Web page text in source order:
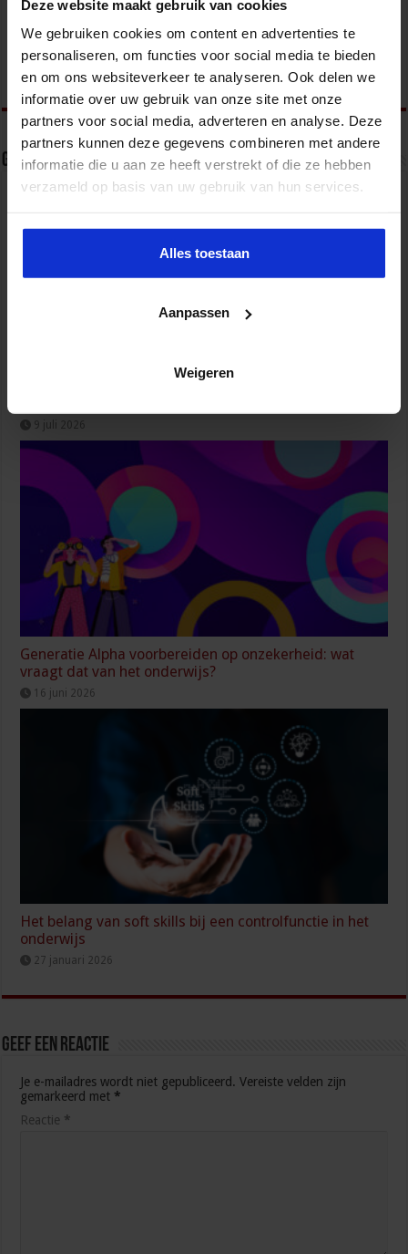
Deze website maakt gebruik van cookies
We gebruiken cookies om content en advertenties te
personaliseren, om functies voor social media te bieden
en om ons websiteverkeer te analyseren. Ook delen we
informatie over uw gebruik van onze site met onze
partners voor social media, adverteren en analyse. Deze
partners kunnen deze gegevens combineren met andere
informatie die u aan ze heeft verstrekt of die ze hebben
verzameld op basis van uw gebruik van hun services.
Alles toestaan
Aanpassen
Weigeren
Het Studiecentrum voor Bedrijf en Overheid (SBO)
organiseert jaarlijks zo’n 200 opleidingen en
& RO, zorg, bouw & infra en overheid.
Gerelateerde Artikelen
9 juli 2026
Generatie Alpha voorbereiden op onzekerheid: wat
vraagt dat van het onderwijs?
16 juni 2026
Het belang van soft skills bij een controlfunctie in het
onderwijs
27 januari 2026
Geef een reactie
Je e-mailadres wordt niet gepubliceerd. Vereiste velden zijn
gemarkeerd met *
Reactie *